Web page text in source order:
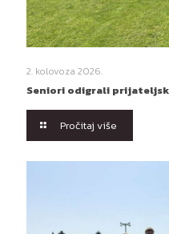
2. kolovoza 2026.
Seniori odigrali
Pročitaj više